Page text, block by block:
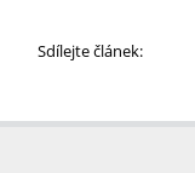
Sdílejte článek: